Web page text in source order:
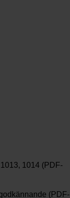
1014 (PDF-
(PDF-